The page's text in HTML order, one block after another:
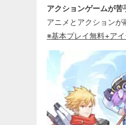
アクションゲームが
アニメとアクションが
※基本プレイ無料+ア